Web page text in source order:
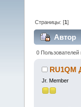
Страницы: [1]
Автор
0 Пользователей
RU1QM
Jr. Member